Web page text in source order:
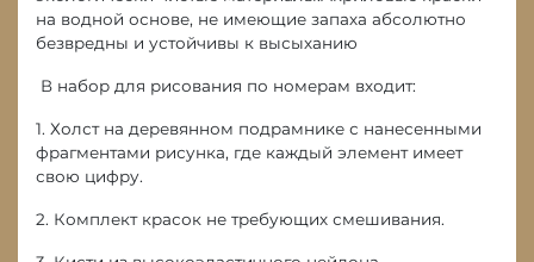
на водной основе, не имеющие запаха абсолютно
безвредны и устойчивы к высыханию
В набор для рисования по номерам входит:
1. Холст на деревянном подрамнике с нанесенными
фрагментами рисунка, где каждый элемент имеет
свою цифру.
2. Комплект красок не требующих смешивания.